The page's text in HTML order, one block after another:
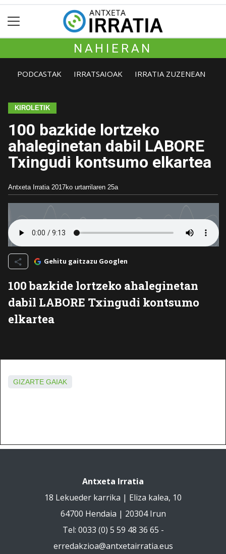
NAHIERAN
PODCASTAK IRRATSAIOAK IRRATIA ZUZENEAN
KIROLETIK
100 bazkide lortzeko
ahaleginetan dabil LABORE
Txingudi kontsumo elkartea
Antxeta Irratia 2017ko urtarrilaren 25a
Gehitu gaitzazu Googlen
100 bazkide lortzeko ahaleginetan
dabil LABORE Txingudi kontsumo
elkartea
GIZARTE GAIAK
Antxeta Irratia
18 Lekueder karrika | Eliza kalea, 10
64700 Hendaia | 20304 Irun
Tel: 0033 (0) 5 59 48 36 65 -
erredakzioa@antxetairratia.eus